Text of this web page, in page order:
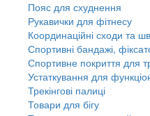
Пояс для схуднення
Рукавички для фітнесу
Координаційні сходи та
Спортивні бандажі,
Спортивне покриття для
Устаткування для
Трекінгові палиці
Товари для бігу